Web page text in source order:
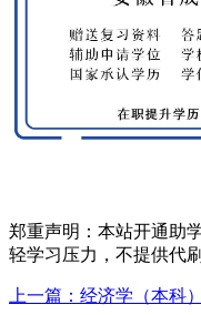
郑重声明：本站开通助
轻学习压力，不提供代
上一篇：经济学（本科